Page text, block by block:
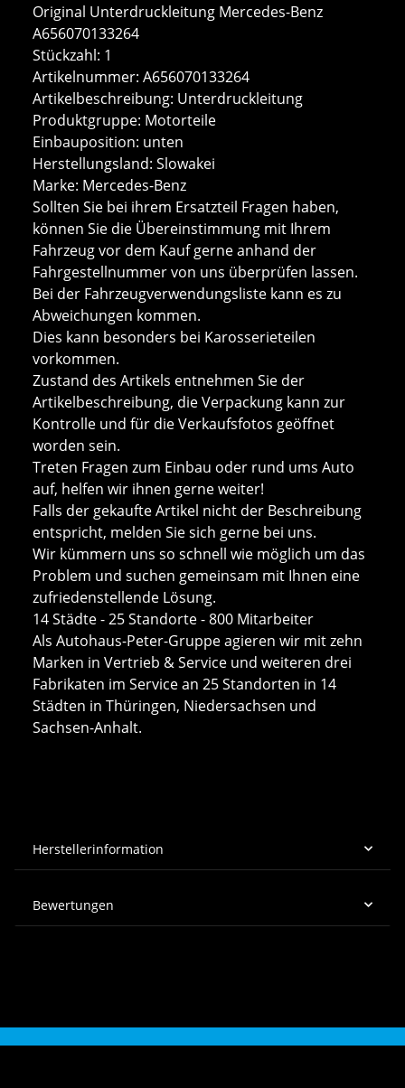
Original Unterdruckleitung Mercedes-Benz
A656070133264
Stückzahl: 1
Artikelnummer: A656070133264
Artikelbeschreibung: Unterdruckleitung
Produktgruppe: Motorteile
Einbauposition: unten
Herstellungsland: Slowakei
Marke: Mercedes-Benz
Sollten Sie bei ihrem Ersatzteil Fragen haben,
können Sie die Übereinstimmung mit Ihrem
Fahrzeug vor dem Kauf gerne anhand der
Fahrgestellnummer von uns überprüfen lassen.
Bei der Fahrzeugverwendungsliste kann es zu
Abweichungen kommen.
Dies kann besonders bei Karosserieteilen
vorkommen.
Zustand des Artikels entnehmen Sie der
Artikelbeschreibung, die Verpackung kann zur
Kontrolle und für die Verkaufsfotos geöffnet
worden sein.
Treten Fragen zum Einbau oder rund ums Auto
auf, helfen wir ihnen gerne weiter!
Falls der gekaufte Artikel nicht der Beschreibung
entspricht, melden Sie sich gerne bei uns.
Wir kümmern uns so schnell wie möglich um das
Problem und suchen gemeinsam mit Ihnen eine
zufriedenstellende Lösung.
14 Städte - 25 Standorte - 800 Mitarbeiter
Als Autohaus-Peter-Gruppe agieren wir mit zehn
Marken in Vertrieb & Service und weiteren drei
Fabrikaten im Service an 25 Standorten in 14
Städten in Thüringen, Niedersachsen und
Sachsen-Anhalt.
Herstellerinformation
Bewertungen